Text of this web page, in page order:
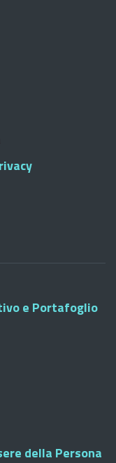
e Portafoglio
della Persona